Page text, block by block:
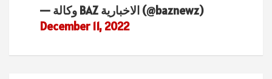
— وكالة BAZ الاخبارية (@baznewz)
December 11, 2022